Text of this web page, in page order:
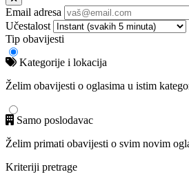
Email adresa
Učestalost
Tip obavijesti
Kategorije i lokacija
Želim obavijesti o oglasima u istim
Samo poslodavac
Želim primati obavijesti o svim novim
Kriteriji pretrage